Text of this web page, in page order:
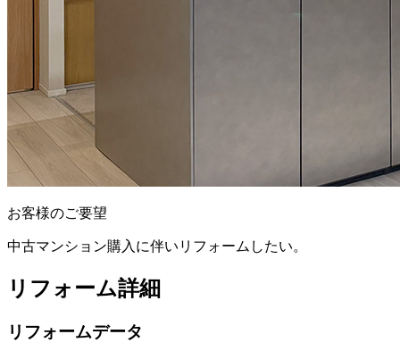
お客様のご要望
中古マンション購入に伴いリフォームしたい。
リフォーム詳細
リフォームデータ